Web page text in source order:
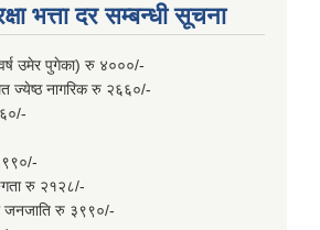
भत्ता दर सम्बन्धी सूचना
उमेर पुगेका) रु ४०००/-
ज्येष्ठ नागरिक रु २६६०/-
रु २१२८/-
जनजाति रु ३९९०/-